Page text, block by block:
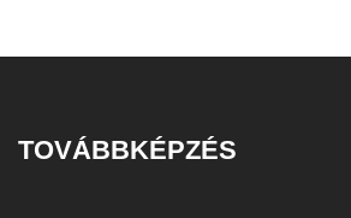
TOVÁBBKÉPZÉS